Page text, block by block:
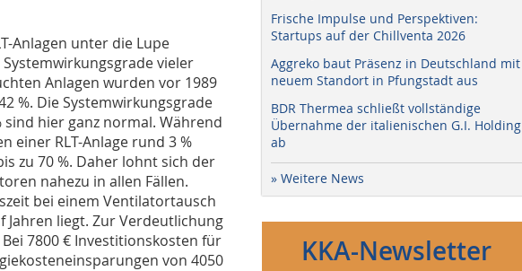
Anlagen unter die Lupe
vieler
Anlagen wurden vor 1989
%. Die Systemwirkungsgrade
hier ganz normal. Während
einer RLT-Anlage rund 3 %
zu 70 %. Daher lohnt sich der
nahezu in allen Fällen.
bei einem Ventilatortausch
Jahren liegt. Zur Verdeutlichung
7800 € Investitionskosten für
von 4050
Frische Impulse und Perspektiven:
Startups auf der Chillventa 2026
Aggreko baut Präsenz in Deutschland mit
neuem Standort in Pfungstadt aus
BDR Thermea schließt vollständige
Übernahme der italienischen G.I. Holding
ab
» Weitere News
KKA-Newsletter